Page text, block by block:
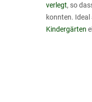
verlegt, so
konnten.
Kindergärten